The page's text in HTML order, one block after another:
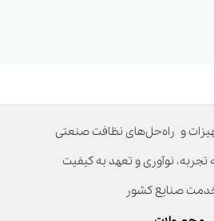
و راه‌حل‌های نظافت صنعتی
نوآوری و تعهد به کیفیت
صنایع کشور